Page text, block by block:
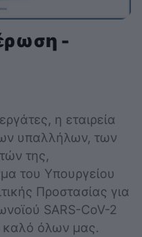
-
η εταιρεία
υπαλλήλων, των
της,
του Υπουργείου
Προστασίας για
SARS-CoV-2
καλό όλων μας.